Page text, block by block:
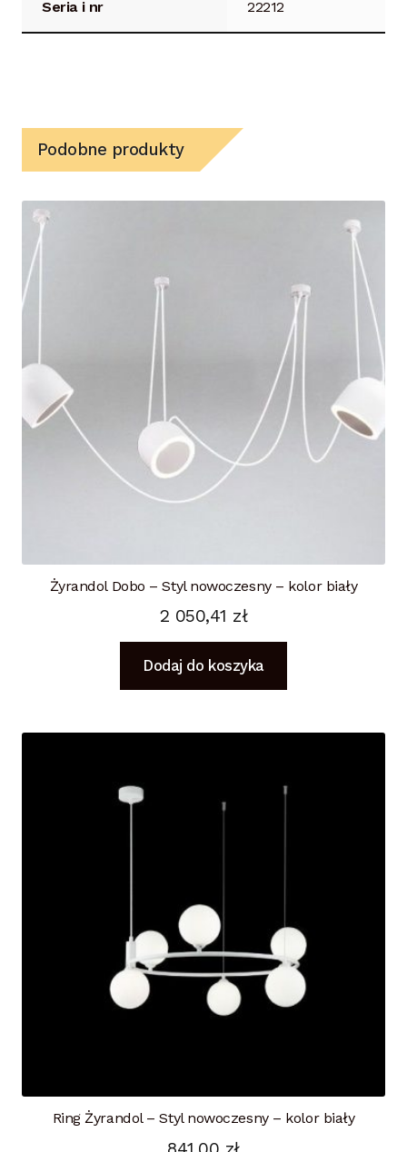
Seria i nr 22212
Podobne produkty
Żyrandol Dobo – Styl nowoczesny – kolor biały
2 050,41 zł
Dodaj do koszyka
Ring Żyrandol – Styl nowoczesny – kolor biały